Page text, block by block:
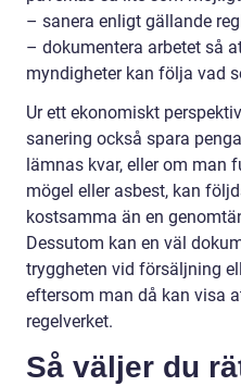
– sanera enligt gällande
– dokumentera arbetet så
myndigheter kan följa vad
Ur ett ekonomiskt
sanering också spara
lämnas kvar, eller om man
mögel eller asbest, kan
kostsamma än en
Dessutom kan en väl
tryggheten vid försäljning
eftersom man då kan visa
regelverket.
Så väljer du